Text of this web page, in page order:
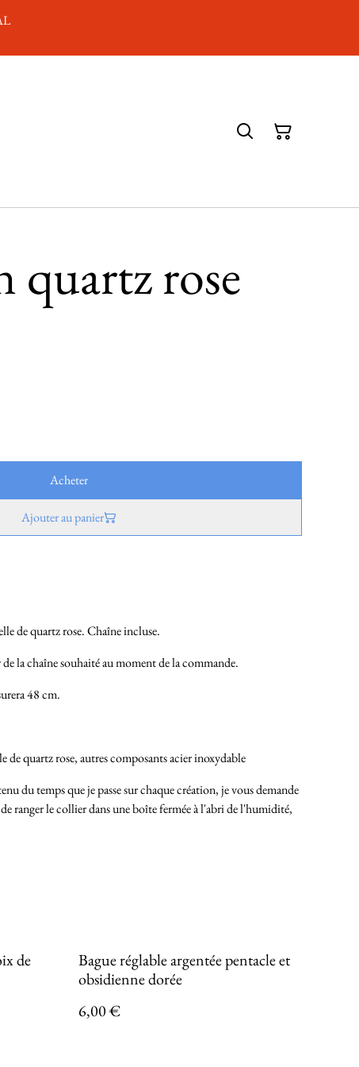
quartz rose
Acheter
Ajouter au panier
de quartz rose. Chaîne incluse.
la chaîne souhaité au moment de la commande.
48 cm.
de quartz rose, autres composants acier inoxydable
du temps que je passe sur chaque création, je vous demande
ranger le collier dans une boîte fermée à l'abri de l'humidité,
de
Bague réglable argentée pentacle et
obsidienne dorée
6,00 €